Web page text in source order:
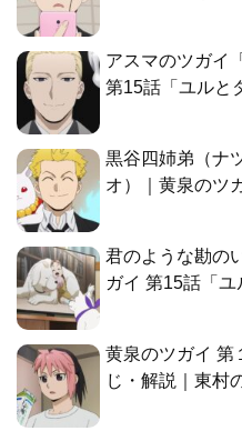
アスマのツガイ
第15話「ユルと
黒谷四姉弟（ナ
オ）｜黄泉のツ
君のような勘の
ガイ 第15話「ユ
黄泉のツガイ 第
じ・解説｜東村